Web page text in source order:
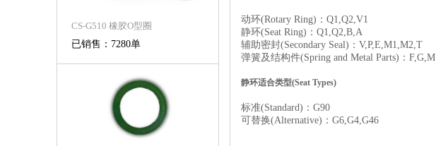
CS-G510 橡胶O型圈
已销售：7280单
动环(Rotary Ring)：Q1,Q2,V1
静环(Seat Ring)：Q1,Q2,B,A
辅助密封(Secondary Seal)：V,P,E,M1,M2,T
弹簧及结构件(Spring and Metal Parts)：F,G,M
静环适合类型(Seat Types)
标准(Standard)：G90
可替换(Alternative)：G6,G4,G46